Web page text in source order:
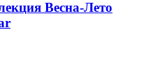
Весна-Лето